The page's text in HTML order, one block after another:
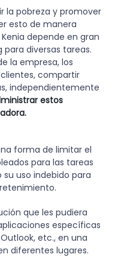
la pobreza y promover
esto de manera
depende en gran
diversas tareas.
la empresa, los
compartir
independientemente
estos
forma de limitar el
para las tareas
uso indebido para
que les pudiera
específicas
etc., en una
diferentes lugares.